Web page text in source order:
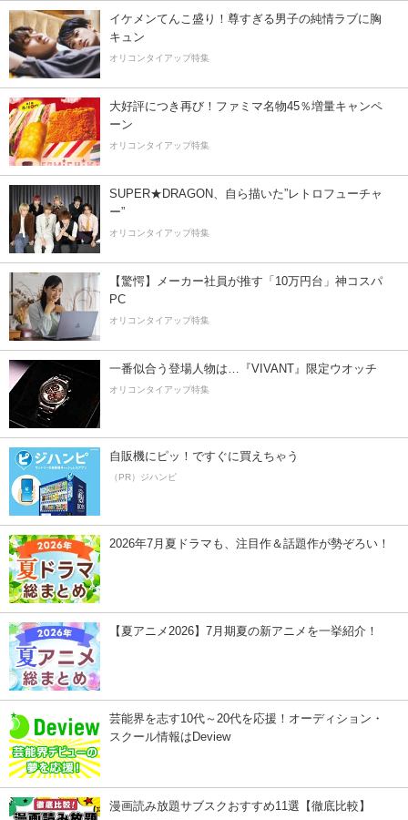
イケメンてんこ盛り！尊すぎる男子の純情ラブに胸
キュン
オリコンタイアップ特集
大好評につき再び！ファミマ名物45％増量キャンペ
ーン
オリコンタイアップ特集
SUPER★DRAGON、自ら描いた”レトロフューチャ
ー”
オリコンタイアップ特集
【驚愕】メーカー社員が推す「10万円台」神コスパ
PC
オリコンタイアップ特集
一番似合う登場人物は…『VIVANT』限定ウオッチ
オリコンタイアップ特集
自販機にピッ！ですぐに買えちゃう
（PR）ジハンピ
2026年7月夏ドラマも、注目作＆話題作が勢ぞろい！
【夏アニメ2026】7月期夏の新アニメを一挙紹介！
芸能界を志す10代～20代を応援！オーディション・
スクール情報はDeview
漫画読み放題サブスクおすすめ11選【徹底比較】